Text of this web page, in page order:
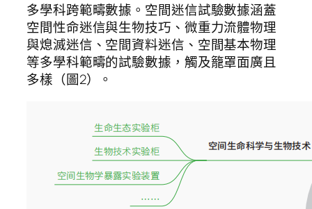
多學科跨範疇數據。空間迷信試驗數據涵蓋
空間性命迷信與生物技巧、微重力流體物理
與熄滅迷信、空間資料迷信、空間基本物理
等多學科範疇的試驗數據，觸及籠罩面廣且
多樣（圖2）。